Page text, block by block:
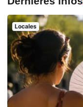
Locales